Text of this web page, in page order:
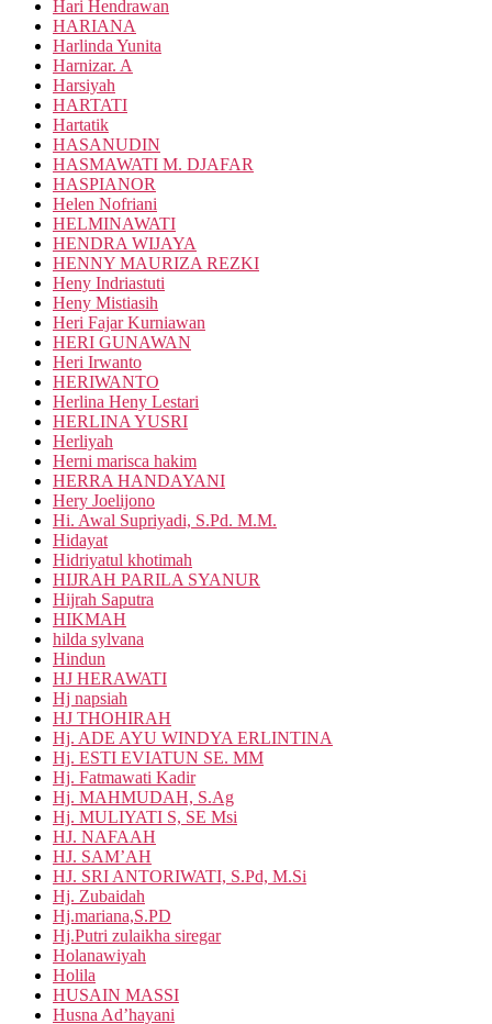
Hari Hendrawan
HARIANA
Harlinda Yunita
Harnizar. A
Harsiyah
HARTATI
Hartatik
HASANUDIN
HASMAWATI M. DJAFAR
HASPIANOR
Helen Nofriani
HELMINAWATI
HENDRA WIJAYA
HENNY MAURIZA REZKI
Heny Indriastuti
Heny Mistiasih
Heri Fajar Kurniawan
HERI GUNAWAN
Heri Irwanto
HERIWANTO
Herlina Heny Lestari
HERLINA YUSRI
Herliyah
Herni marisca hakim
HERRA HANDAYANI
Hery Joelijono
Hi. Awal Supriyadi, S.Pd. M.M.
Hidayat
Hidriyatul khotimah
HIJRAH PARILA SYANUR
Hijrah Saputra
HIKMAH
hilda sylvana
Hindun
HJ HERAWATI
Hj napsiah
HJ THOHIRAH
Hj. ADE AYU WINDYA ERLINTINA
Hj. ESTI EVIATUN SE. MM
Hj. Fatmawati Kadir
Hj. MAHMUDAH, S.Ag
Hj. MULIYATI S, SE Msi
HJ. NAFAAH
HJ. SAM’AH
HJ. SRI ANTORIWATI, S.Pd, M.Si
Hj. Zubaidah
Hj.mariana,S.PD
Hj.Putri zulaikha siregar
Holanawiyah
Holila
HUSAIN MASSI
Husna Ad’hayani